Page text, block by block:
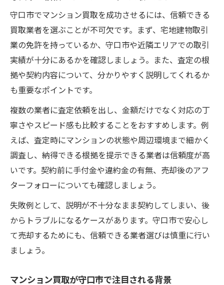
守口市でマンション買取を成功させるには、信頼できる
買取業者を選ぶことが不可欠です。まず、宅地建物取引
業の免許を持っているか、守口市や近隣エリアでの取引
実績が十分にあるかを確認しましょう。また、査定の根
拠や契約内容について、分かりやすく説明してくれるか
も重要なポイントです。
複数の業者に査定依頼を出し、金額だけでなく対応の丁
寧さやスピード感も比較することをおすすめします。例
えば、査定時にマンションの状態や周辺環境まで細かく
調査し、納得できる根拠を提示できる業者は信頼度が高
いです。契約前に手付金や違約金の有無、売却後のアフ
ターフォローについても確認しましょう。
失敗例として、説明が不十分なまま契約してしまい、後
からトラブルになるケースがあります。守口市で安心し
て売却するためにも、信頼できる業者選びは慎重に行い
ましょう。
マンション買取が守口市で注目される背景